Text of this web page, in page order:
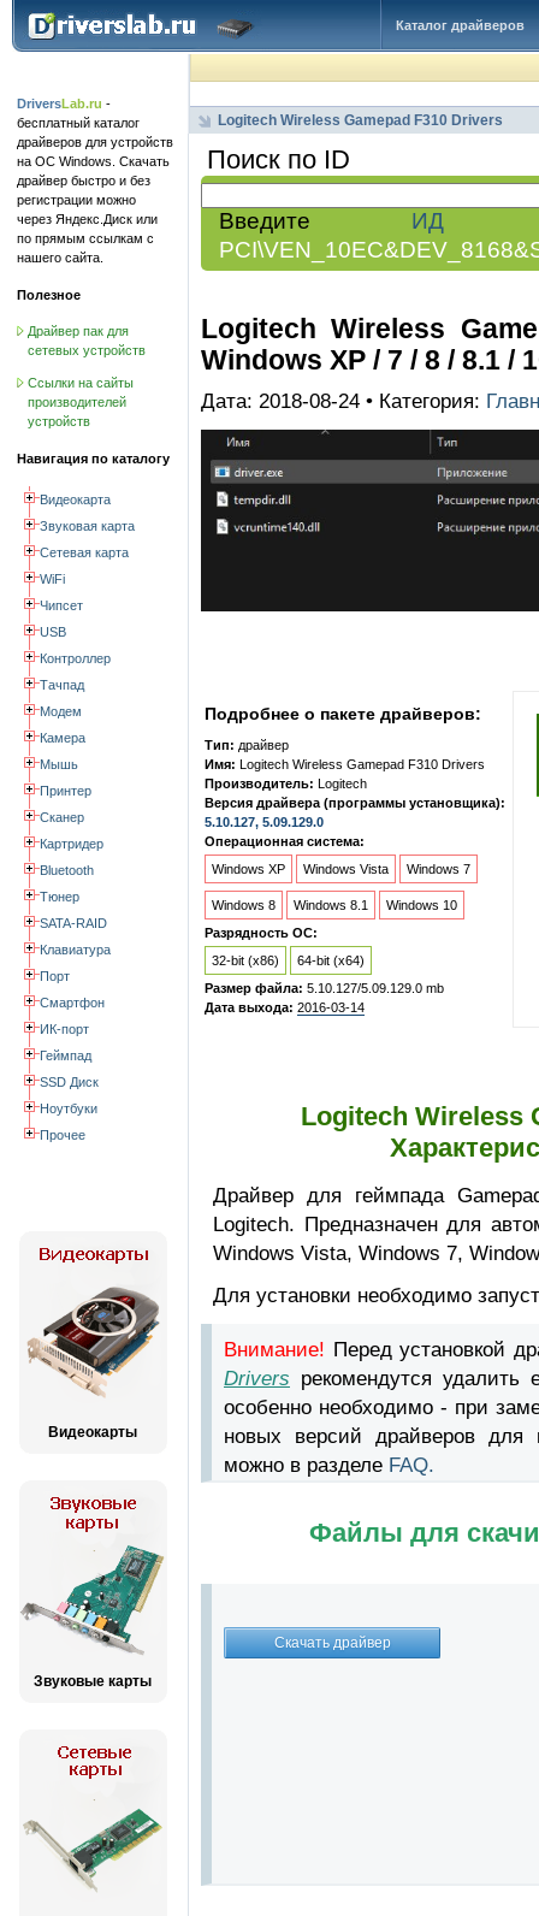
Каталог драйверов
DriversLab.ru -
бесплатный каталог
драйверов для устройств
на ОС Windows. Скачать
драйвер быстро и без
регистрации можно
через Яндекс.Диск или
по прямым ссылкам с
нашего сайта.
Полезное
Драйвер пак для
сетевых устройств
Ссылки на сайты
производителей
устройств
Навигация по каталогу
Видеокарта
Звуковая карта
Сетевая карта
WiFi
Чипсет
USB
Контроллер
Тачпад
Модем
Камера
Мышь
Принтер
Сканер
Картридер
Bluetooth
Тюнер
SATA-RAID
Клавиатура
Порт
Смартфон
ИК-порт
Геймпад
SSD Диск
Ноутбуки
Прочее
Видеокарты
Звуковые карты
Logitech Wireless Gamepad F310 Drivers
Поиск по ID
Введите ИД
Logitech Wireless
Windows XP / 7 / 8 / 8.1 /
Дата: 2018-08-24 • Категория:
Подробнее о пакете драйверов:
Тип: драйвер
Имя: Logitech Wireless Gamepad F310 Drivers
Производитель: Logitech
Версия драйвера (программы установщика):
5.10.127, 5.09.129.0
Операционная система:
Windows XP
Windows Vista Windows 7
Windows 8 Windows 8.1
Windows 10
Разрядность ОС:
32-bit (x86)
64-bit (x64)
Размер файла: 5.10.127/5.09.129.0 mb
Дата выхода: 2016-03-14
Logitech Wireless
Драйвер для геймпада
Logitech. Предназначен для
Windows Vista, Windows 7,
Для установки необходимо
Внимание! Перед установкой
Drivers рекомендутся
особенно необходимо - при
новых версий драйверов для
можно в разделе FAQ.
Файлы для